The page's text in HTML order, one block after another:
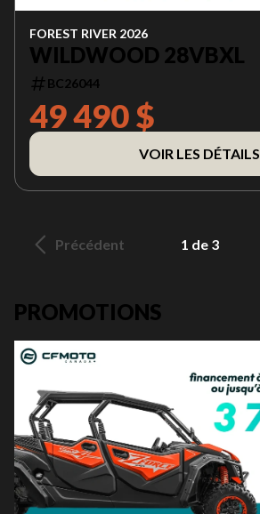
FOREST RIVER 2026
WILDWOOD 28VBXL
BC26044
49 490 $
VOIR LES DÉTAILS
Précédent 1 de 3
PROMOTIONS